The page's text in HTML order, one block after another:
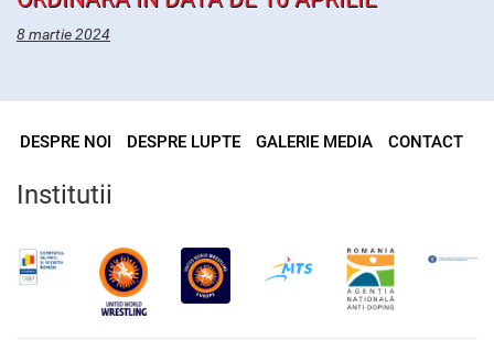
8 martie 2024
DESPRE NOI DESPRE LUPTE GALERIE MEDIA CONTACT
Institutii